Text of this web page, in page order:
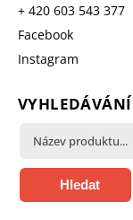
+ 420 603 543 377
Facebook
Instagram
VYHLEDÁVÁNÍ
Hledat